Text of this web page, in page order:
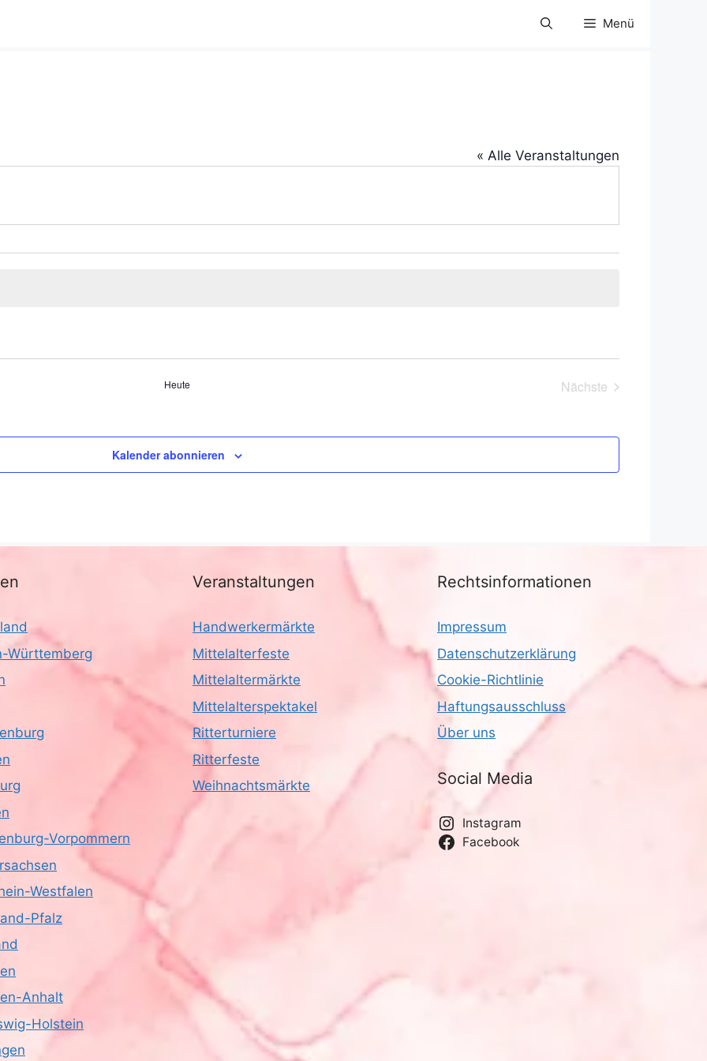
Menü
« Alle Veranstaltungen
Heute
Nächste
Kalender abonnieren
Württemberg
Vorpommern
Westfalen
Pfalz
Anhalt
Holstein
Veranstaltungen
Handwerkermärkte
Mittelalterfeste
Mittelaltermärkte
Mittelalterspektakel
Ritterturniere
Ritterfeste
Weihnachtsmärkte
Rechtsinformationen
Impressum
Datenschutzerklärung
Cookie-Richtlinie
Haftungsausschluss
Über uns
Social Media
Instagram
Facebook